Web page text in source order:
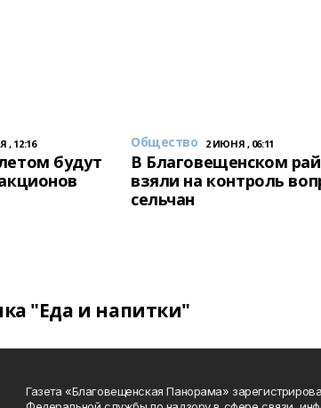
, 12:16
будут
Общество 2 ИЮНЯ , 06:11
В Благовещенском
взяли на контроль
сельчан
"Еда и напитки"
Газета «Благовещенская Панорама»